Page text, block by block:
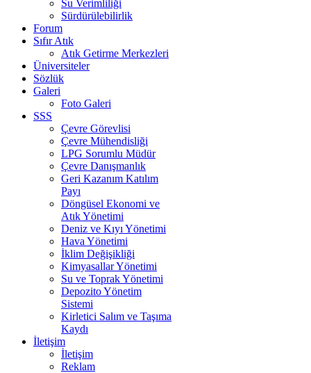
Su Verimliliği
Sürdürülebilirlik
Forum
Sıfır Atık
Atık Getirme Merkezleri
Üniversiteler
Sözlük
Galeri
Foto Galeri
SSS
Çevre Görevlisi
Çevre Mühendisliği
LPG Sorumlu Müdür
Çevre Danışmanlık
Geri Kazanım Katılım
Payı
Döngüsel Ekonomi ve
Atık Yönetimi
Deniz ve Kıyı Yönetimi
Hava Yönetimi
İklim Değişikliği
Kimyasallar Yönetimi
Su ve Toprak Yönetimi
Depozito Yönetim
Sistemi
Kirletici Salım ve Taşıma
Kaydı
İletişim
İletişim
Reklam